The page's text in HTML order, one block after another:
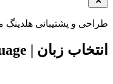
طراحی و پشتیبانی هلدینگ
انتخاب زبان | Select Language